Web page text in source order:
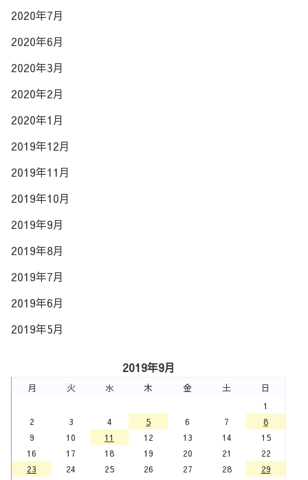
2020年7月
2020年6月
2020年3月
2020年2月
2020年1月
2019年12月
2019年11月
2019年10月
2019年9月
2019年8月
2019年7月
2019年6月
2019年5月
2019年9月
月 火 水 木 金 土
日
1
2
3 4 5 6 7
8
9
10 11 12 13 14
15
16
17 18 19 20 21
22
23
24 25 26 27 28
29